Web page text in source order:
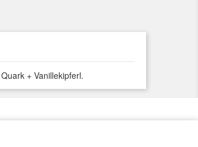
+ Vanillekipferl.